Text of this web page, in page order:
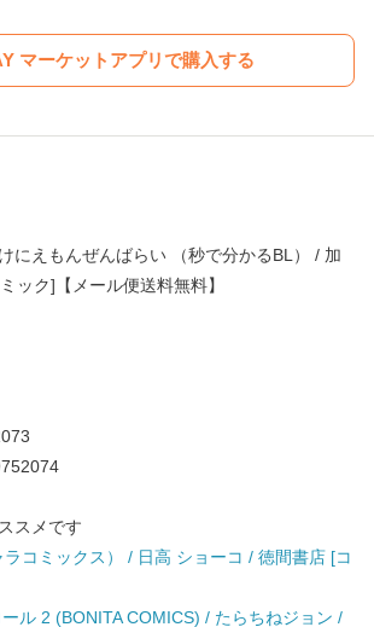
マーケットアプリで購入する
にえもんぜんばらい （秒で分かるBL） / 加
ック]【メール便送料無料】
スメです
コミックス） / 日高 ショーコ / 徳間書店 [コ
ル 2 (BONITA COMICS) / たらちねジョン /